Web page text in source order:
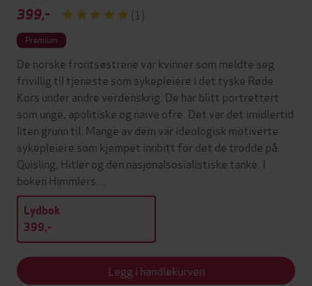
399,- (1)
Premium
De norske frontsøstrene var kvinner som meldte seg
frivillig til tjeneste som sykepleiere i det tyske Røde
Kors under andre verdenskrig. De har blitt portrettert
som unge, apolitiske og naive ofre. Det var det imidlertid
liten grunn til. Mange av dem var ideologisk motiverte
sykepleiere som kjempet innbitt for det de trodde på:
Quisling, Hitler og den nasjonalsosialistiske tanke. I
boken Himmlers…
Lydbok
399,-
Legg i handlekurven